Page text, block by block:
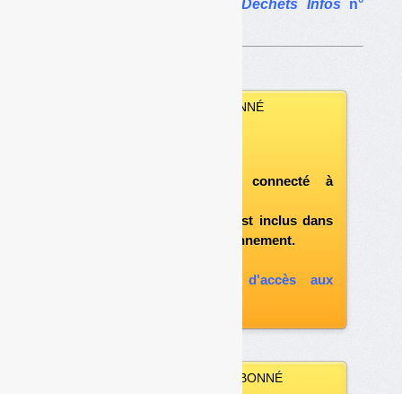
Déchets Infosn°
VOUS ÊTES ABONNÉ
après vous être connecté à
et si le document est inclus dans
votre formule d'abonnement.
souscrire à l'option d'accès aux
VOUS N’ÊTES PAS ABONNÉ